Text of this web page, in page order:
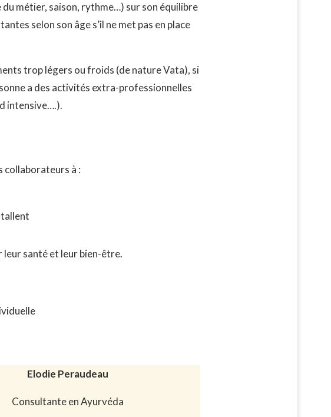
du métier, saison, rythme…) sur son équilibre
selon son âge s’il ne met pas en place
trop légers ou froids (de nature Vata), si
a des activités extra-professionnelles
intensive….).
collaborateurs à :
santé et leur bien-être.
Elodie Peraudeau
Consultante en Ayurvéda